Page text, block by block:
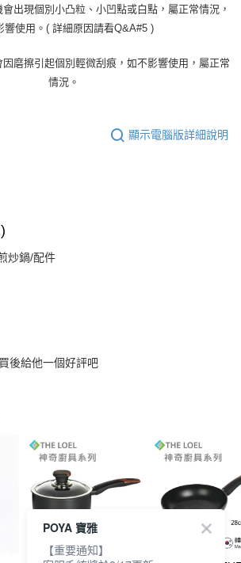
出現個別小凸粒、小凹點或白點，屬正常情況，
響使用。( 詳細原因請看Q&A#5 )
磨擦引起個別輕微刮痕，如不影響使用，屬正常
情況。
顯示電腦版詳細說明
炒鍋/配件
後給他一個好評吧
POYA 寶雅
【重要通知】